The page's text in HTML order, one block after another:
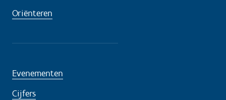
Oriënteren
Evenementen
Cijfers